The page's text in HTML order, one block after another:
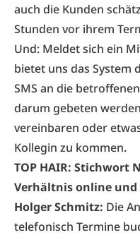
auch die Kunden
Stunden vor ihrem
Und: Meldet sich ein
bietet uns das System
SMS an die
darum gebeten
vereinbaren oder
Kollegin zu kommen.
TOP HAIR: Stichwort
Verhältnis online und
Holger Schmitz: Die
telefonisch Termine